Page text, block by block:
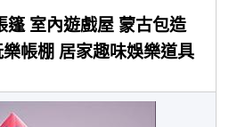
篷 室內遊戲屋 蒙古包造
帳棚 居家趣味娛樂道具